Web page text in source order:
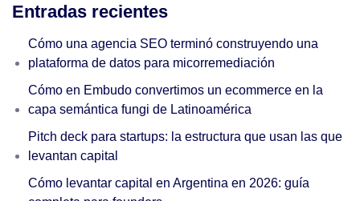
Entradas recientes
Cómo una agencia SEO terminó construyendo una
plataforma de datos para micorremediación
Cómo en Embudo convertimos un ecommerce en la
capa semántica fungi de Latinoamérica
Pitch deck para startups: la estructura que usan las que
levantan capital
Cómo levantar capital en Argentina en 2026: guía